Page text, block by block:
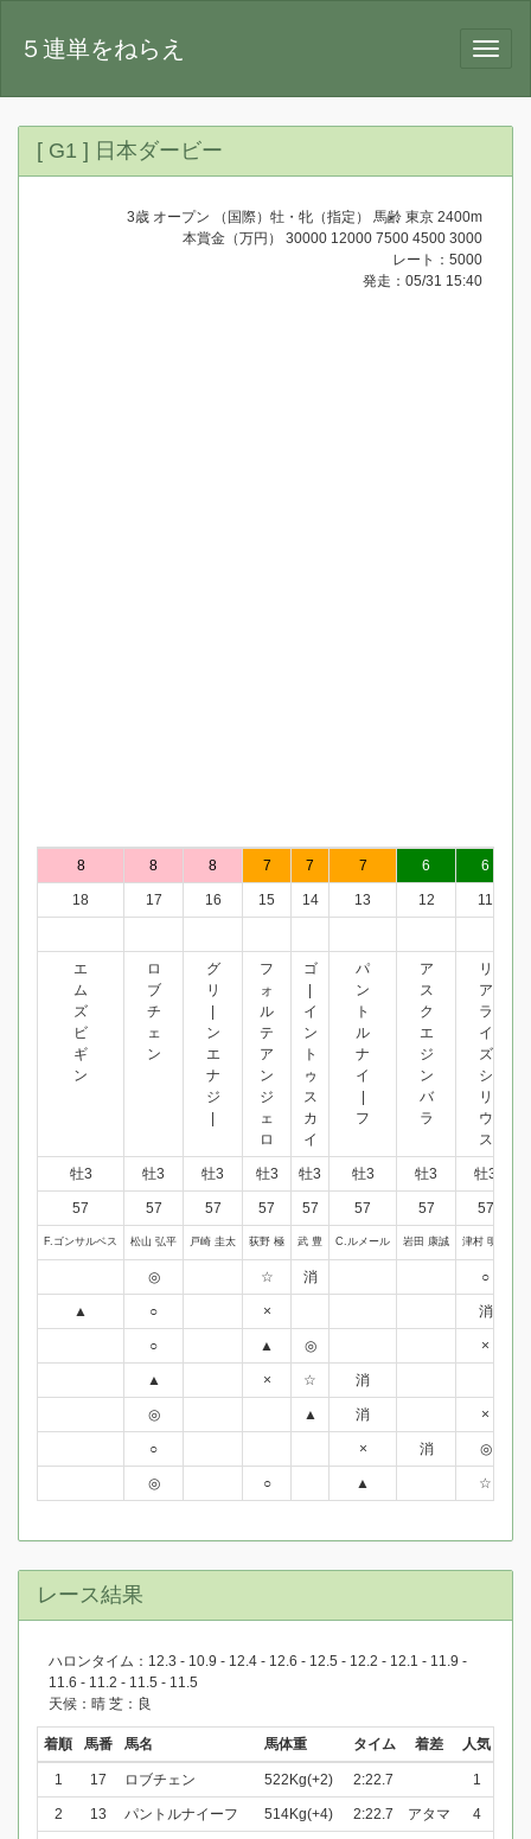
５連単をねらえ
[ G1 ] 日本ダービー
3歳 オープン （国際）牡・牝（指定） 馬齢 東京 2400m
本賞金（万円） 30000 12000 7500 4500 3000
レート：5000
発走：05/31 15:40
8 8 8 7 7 7 6 6
18 17 16 15 14 13 12 11
エ
ム
ズ
ビ
ギ
ン
ロ
ブ
チ
ェ
ン
グ
リ
ン
エ
ナ
ジ
フ
ォ
ル
テ
ア
ン
ジ
ェ
ロ
ゴ
イ
ン
ト
ゥ
ス
カ
イ
パ
ン
ト
ル
ナ
イ
フ
ア
ス
ク
エ
ジ
ン
バ
ラ
リ
ア
ラ
イ
ズ
シ
リ
ウ
ス
牡3 牡3 牡3 牡3 牡3 牡3 牡3 牡3
57 57 57 57 57 57 57 57
F.ゴンサルベス 松山 弘平 戸崎 圭太 荻野 極 武 豊 C.ルメール 岩田 康誠 津村 明秀
◎ ☆ 消 ○
▲ ○ × 消
○ ▲ ◎ ×
▲ × ☆ 消
◎ ▲ 消 ×
○ × 消 ◎
◎ ○ ▲ ☆
レース結果
ハロンタイム：12.3 - 10.9 - 12.4 - 12.6 - 12.5 - 12.2 - 12.1 - 11.9 -
11.6 - 11.2 - 11.5 - 11.5
天候：晴 芝：良
着順 馬番 馬名 馬体重 タイム 着差 人気
1 17 ロブチェン 522Kg(+2) 2:22.7 1
2 13 パントルナイーフ 514Kg(+4) 2:22.7 アタマ 4